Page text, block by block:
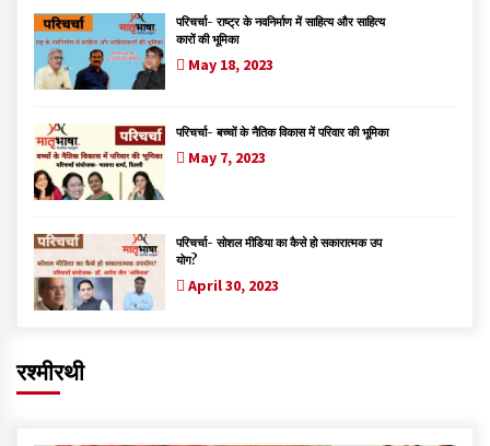
परिचर्चा- राष्ट्र के नवनिर्माण में साहित्य और साहित्य
कारों की भूमिका
May 18, 2023
परिचर्चा- बच्चों के नैतिक विकास में परिवार की भूमिका
May 7, 2023
परिचर्चा- सोशल मीडिया का कैसे हो सकारात्मक उप
योग?
April 30, 2023
रश्मीरथी